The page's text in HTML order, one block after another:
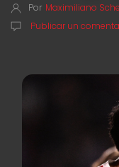
Por Maximiliano
Publicar un